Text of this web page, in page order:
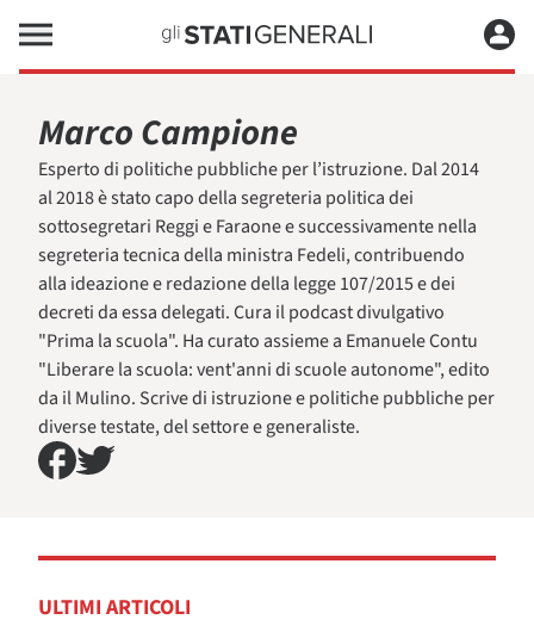
Marco Campione
Esperto di politiche pubbliche per l’istruzione. Dal 2014
al 2018 è stato capo della segreteria politica dei
sottosegretari Reggi e Faraone e successivamente nella
segreteria tecnica della ministra Fedeli, contribuendo
alla ideazione e redazione della legge 107/2015 e dei
decreti da essa delegati. Cura il podcast divulgativo
"Prima la scuola". Ha curato assieme a Emanuele Contu
"Liberare la scuola: vent'anni di scuole autonome", edito
da il Mulino. Scrive di istruzione e politiche pubbliche per
diverse testate, del settore e generaliste.
ULTIMI ARTICOLI